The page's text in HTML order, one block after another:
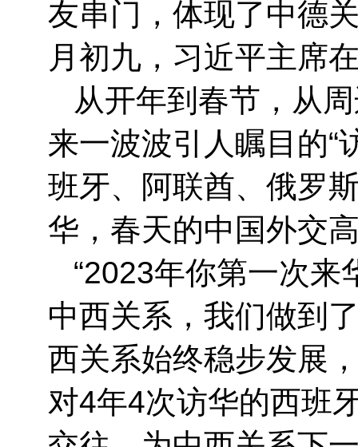
友串门，体现了中德
月初九，习近平主席
从开年到春节，从
来一波波引人瞩目的“
班牙、阿联酋、俄罗
华，春天的中国外交
“2023年你第一次
中西关系，我们做到
西关系始终稳步发展
对4年4次访华的西班